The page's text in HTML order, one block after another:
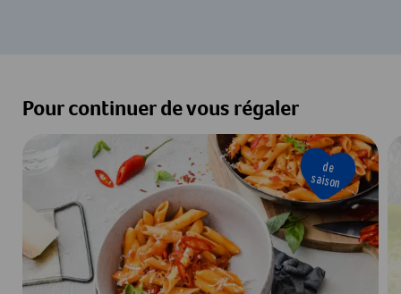
Pour continuer de vous régaler
de
saison